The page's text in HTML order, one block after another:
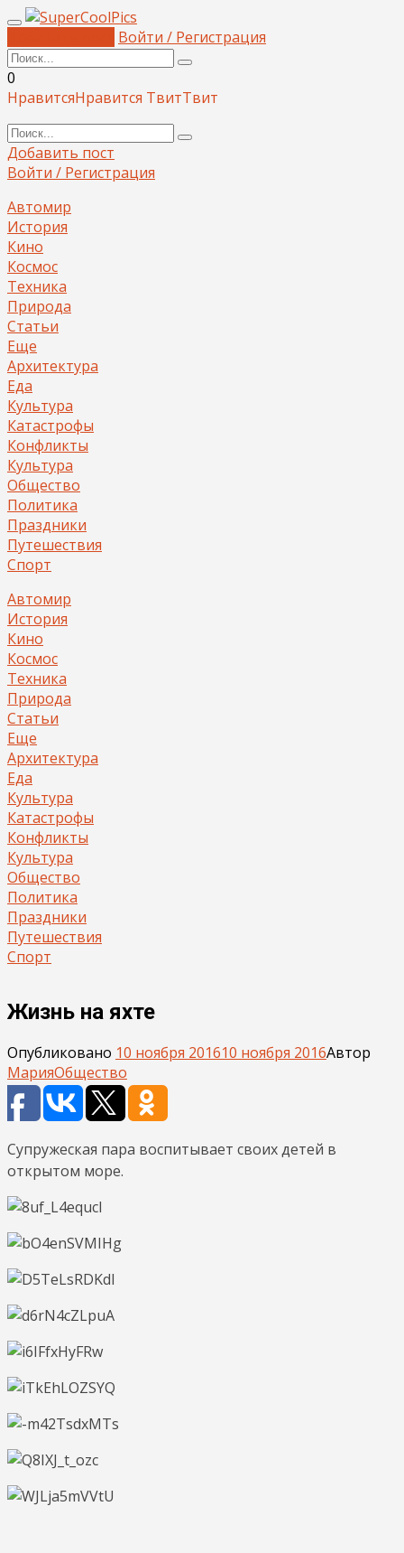
Войти / Регистрация
0
НравитсяНравится ТвитТвит
Добавить пост
Войти / Регистрация
Автомир
История
Кино
Космос
Техника
Природа
Статьи
Еще
Архитектура
Еда
Культура
Катастрофы
Конфликты
Культура
Общество
Политика
Праздники
Путешествия
Спорт
Автомир
История
Кино
Космос
Техника
Природа
Статьи
Еще
Архитектура
Еда
Культура
Катастрофы
Конфликты
Культура
Общество
Политика
Праздники
Путешествия
Спорт
Жизнь на яхте
Опубликовано 10 ноября 201610 ноября 2016Автор
МарияОбщество
Супружеская пара воспитывает своих детей в
открытом море.